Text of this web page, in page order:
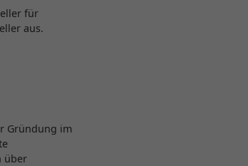
für
aus.
Gründung im
über